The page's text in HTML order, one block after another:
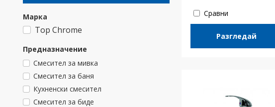
Марка
Top Chrome
Предназначение
Смесител за мивка
Смесител за баня
Куxненски смесител
Смесител за биде
Сравни
Разгледай